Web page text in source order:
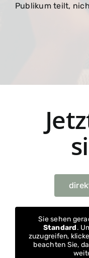
Publikum teilt,
Sie sehen
Standard.
zuzugreifen,
beachten Sie,